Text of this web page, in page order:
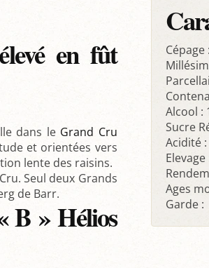
en fût
dans le Grand Cru
et orientées vers
lente des raisins.
Seul deux Grands
de Barr.
B » Hélios
Alcool :
Sucre
Acidité
Ages
Garde :